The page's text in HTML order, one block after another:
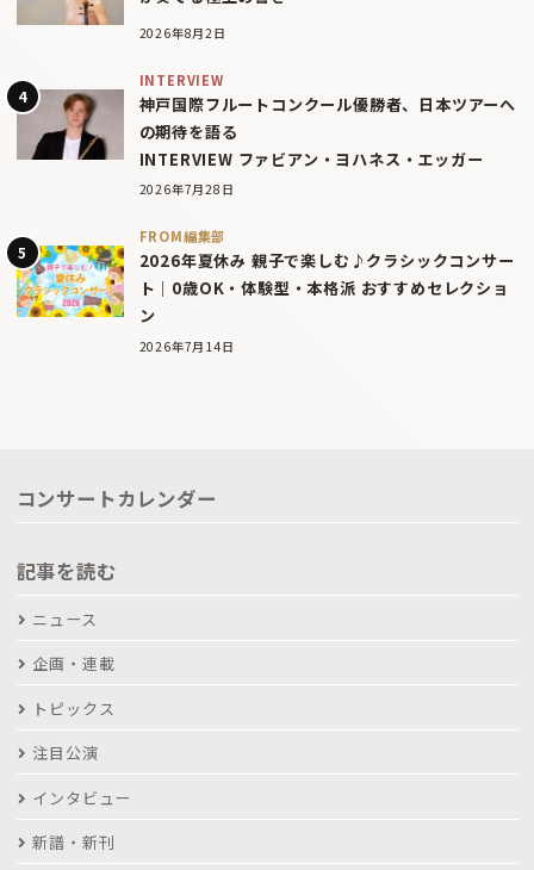
2026年8月2日
INTERVIEW
神戸国際フルートコンクール優勝者、日本ツアーへ
の期待を語る
INTERVIEW ファビアン・ヨハネス・エッガー
2026年7月28日
FROM編集部
2026年夏休み 親子で楽しむ♪クラシックコンサー
ト｜0歳OK・体験型・本格派 おすすめセレクショ
ン
2026年7月14日
コンサートカレンダー
記事を読む
ニュース
企画・連載
トピックス
注目公演
インタビュー
新譜・新刊